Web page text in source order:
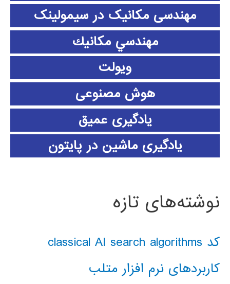
مهندسی مکانیک در سیمولینک
مهندسي مكانيك
ویولت
هوش مصنوعی
یادگیری عمیق
یادگیری ماشین در پایتون
نوشته‌های تازه
کد classical AI search algorithms
کاربردهای نرم افزار متلب